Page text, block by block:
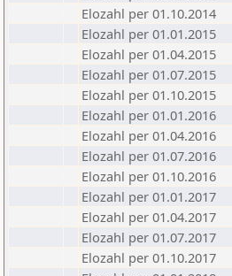
Elozahl per 01.10.2014
Elozahl per 01.01.2015
Elozahl per 01.04.2015
Elozahl per 01.07.2015
Elozahl per 01.10.2015
Elozahl per 01.01.2016
Elozahl per 01.04.2016
Elozahl per 01.07.2016
Elozahl per 01.10.2016
Elozahl per 01.01.2017
Elozahl per 01.04.2017
Elozahl per 01.07.2017
Elozahl per 01.10.2017